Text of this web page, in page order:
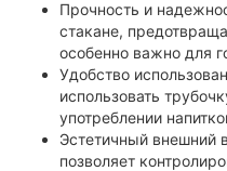
Прочность и
стакане,
особенно важно для
Удобство
использовать
употреблении
Эстетичный внешний
позволяет